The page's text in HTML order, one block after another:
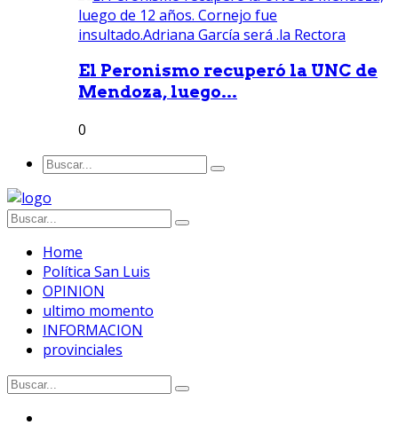
El Peronismo recuperó la UNC de
Mendoza, luego...
0
Home
Política San Luis
OPINION
ultimo momento
INFORMACION
provinciales